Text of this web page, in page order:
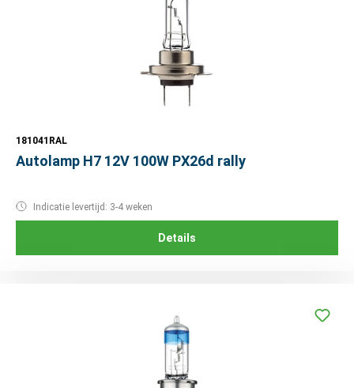
181041RAL
Autolamp H7 12V 100W PX26d rally
Indicatie levertijd: 3-4 weken
Details